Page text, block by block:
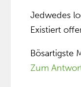
Jedwedes
Existiert
Bösartigste
Zum